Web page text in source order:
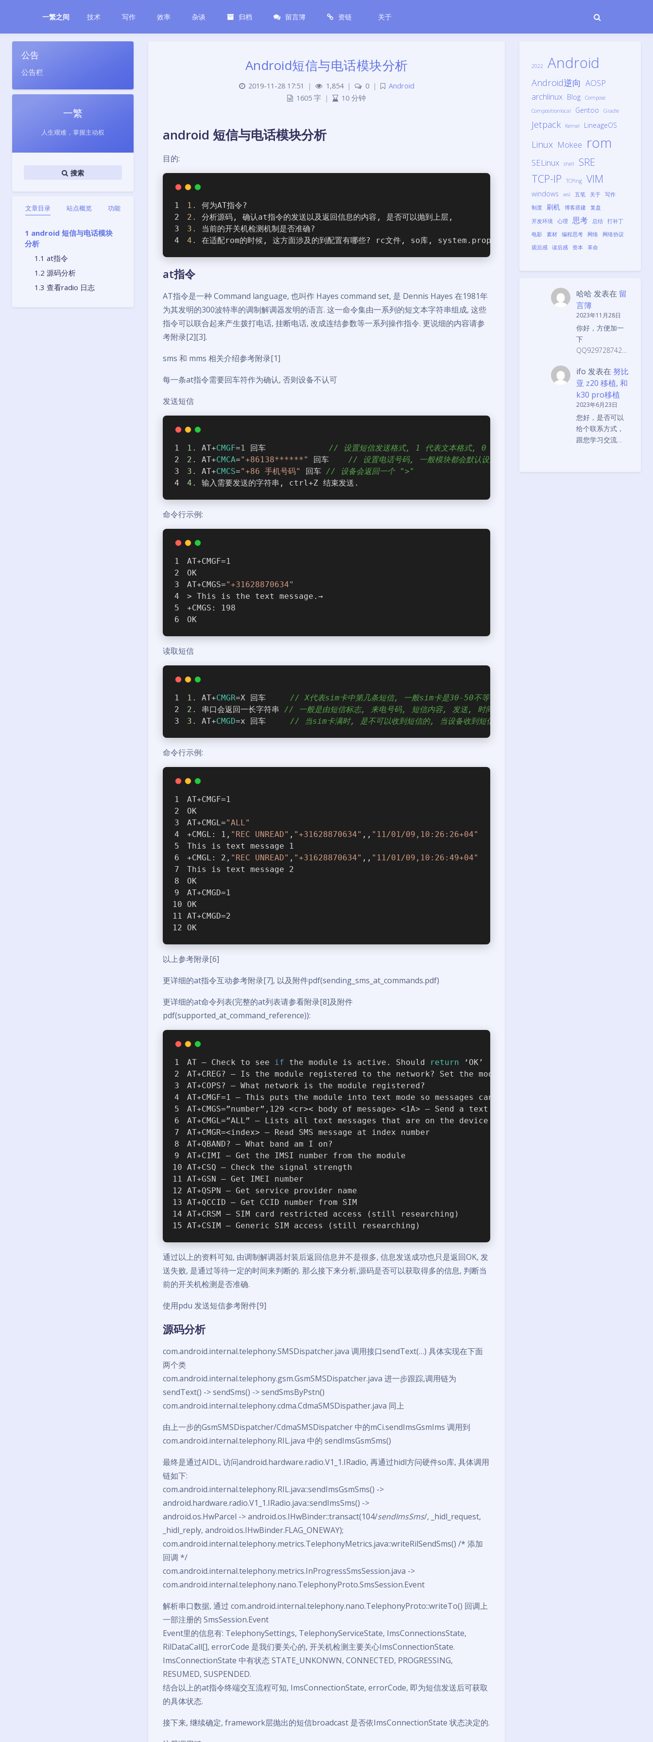
一繁之间 技术 写作 效率 杂谈 归档 留言簿 资链 关于
公告
公告栏
一繁
人生艰难，掌握主动权
搜索
文章目录 站点概览 功能
android 短信与电话模块
分析
at指令
源码分析
查看radio 日志
2022 Android
Android逆向 AOSP
archlinux Blog
Compose
Compositionlocal
Gentoo Gradle
Jetpack Kernel LineageOS
Linux Mokee rom
SELinux shell SRE
TCP-IP TCPing VIM
windows wsl 五笔 关于
写作
制度
刷机 博客搭建
复盘
开发环境
心理 思考 总结
打补丁
电影
素材 编程思考 网络
网络协议
观后感
读后感 资本 革命
哈哈 发表在 留
言簿
2023年11月28日
你好，方便加一
下
QQ929728742…
ifo 发表在 努比
亚 z20 移植, 和
k30 pro移植
2023年6月23日
您好，是否可以
给个联系方式，
跟您学习交流…
Android短信与电话模块分析
2019-11-28 17:51 | 1,854 | 0 |
Android
1605 字 | 10 分钟
android 短信与电话模块分析
目的:
1.
何为AT指令?
2.
分析源码, 确认at指令的发送以及返回信息的内容, 是否可以抛到上层,
3.
当前的开关机检测机制是否准确?
4.
在适配rom的时候, 这方面涉及的到配置有哪些? rc文件, so库, system.prop
at指令
AT指令是一种 Command language, 也叫作 Hayes command set, 是 Dennis Hayes 在1981年
为其发明的300波特率的调制解调器发明的语言. 这一命令集由一系列的短文本字符串组成, 这些
指令可以联合起来产生拨打电话, 挂断电话, 改成连结参数等一系列操作指令. 更说细的内容请参
考附录[2][3].
sms 和 mms 相关介绍参考附录[1]
每一条at指令需要回车符作为确认, 否则设备不认可
发送短信
1. AT+CMGF=1 回车 // 设置短信发送格式, 1 代表文本格式, 0 代表pdu格式
2.
AT+CMCA="+86138******" 回车 // 设置电话号码, 一般模块都会默认设置
3.
AT+CMCS="+86 手机号码" 回车 // 设备会返回一个 ">"
4.
输入需要发送的字符串, ctrl+Z 结束发送.
命令行示例:
AT+CMGF=1
OK
AT+CMGS="+31628870634"
> This is the text message.→
+CMGS: 198
OK
读取短信
1. AT+CMGR=X 回车 // X代表sim卡中第几条短信, 一般sim卡是30-50不等
2.
串口会返回一长字符串 // 一般是由短信标志, 来电号码, 短信内容, 发送, 时间等等几部分组成.
3.
AT+CMGD=x 回车 // 当sim卡满时, 是不可以收到短信的, 当设备收到短信时, 串口会返回一串字符
命令行示例:
AT+CMGF=1
OK
AT+CMGL="ALL"
+CMGL: 1, "REC UNREAD" , "+31628870634" ,, "11/01/09,10:26:26+04"
This is text message 1
+CMGL: 2, "REC UNREAD" , "+31628870634" ,, "11/01/09,10:26:49+04"
This is text message 2
OK
AT+CMGD=1
OK
AT+CMGD=2
OK
以上参考附录[6]
更详细的at指令互动参考附录[7], 以及附件pdf(sending_sms_at_commands.pdf)
更详细的at命令列表(完整的at列表请参看附录[8]及附件
pdf(supported_at_command_reference)):
AT – Check to see if the module is active. Should return ‘OK’
AT+CREG? – Is the module registered to the network? Set the mode first: AT+CREG=2
AT+COPS? – What network is the module registered?
AT+CMGF=1 – This puts the module into text mode so messages can be sent/received
AT+CMGS=”number”,129 <cr>< body of message> <1A> – Send a text message.
AT+CMGL=”ALL” – Lists all text messages that are on the device (or network)
AT+CMGR=<index> – Read SMS message at index number
AT+QBAND? – What band am I on?
AT+CIMI – Get the IMSI number from the module
AT+CSQ – Check the signal strength
AT+GSN – Get IMEI number
AT+QSPN – Get service provider name
AT+QCCID – Get CCID number from SIM
AT+CRSM – SIM card restricted access (still researching)
AT+CSIM – Generic SIM access (still researching)
通过以上的资料可知, 由调制解调器封装后返回信息并不是很多, 信息发送成功也只是返回OK, 发
送失败, 是通过等待一定的时间来判断的. 那么接下来分析,源码是否可以获取得多的信息, 判断当
前的开关机检测是否准确.
使用pdu 发送短信参考附件[9]
源码分析
com.android.internal.telephony.SMSDispatcher.java 调用接口sendText(…) 具体实现在下面
两个类
com.android.internal.telephony.gsm.GsmSMSDispatcher.java 进一步跟踪,调用链为
sendText() -> sendSms() -> sendSmsByPstn()
com.android.internal.telephony.cdma.CdmaSMSDispather.java 同上
由上一步的GsmSMSDispatcher/CdmaSMSDispatcher 中的mCi.sendImsGsmIms 调用到
com.android.internal.telephony.RIL.java 中的 sendImsGsmSms()
最终是通过AIDL, 访问android.hardware.radio.V1_1.IRadio, 再通过hidl方问硬件so库, 具体调用
链如下:
com.android.internal.telephony.RIL.java::sendImsGsmSms() ->
android.hardware.radio.V1_1.IRadio.java::sendImsSms() ->
android.os.HwParcel -> android.os.IHwBinder::transact(104/sendImsSms/, _hidl_request,
_hidl_reply, android.os.IHwBinder.FLAG_ONEWAY);
com.android.internal.telephony.metrics.TelephonyMetrics.java::writeRilSendSms() /* 添加
回调 */
com.android.internal.telephony.metrics.InProgressSmsSession.java ->
com.android.internal.telephony.nano.TelephonyProto.SmsSession.Event
解析串口数据, 通过 com.android.internal.telephony.nano.TelephonyProto::writeTo() 回调上
一部注册的 SmsSession.Event
Event里的信息有: TelephonySettings, TelephonyServiceState, ImsConnectionsState,
RilDataCall[], errorCode 是我们要关心的, 开关机检测主要关心ImsConnectionState.
ImsConnectionState 中有状态 STATE_UNKONWN, CONNECTED, PROGRESSING,
RESUMED, SUSPENDED.
结合以上的at指令终端交互流程可知, ImsConnectionState, errorCode, 即为短信发送后可获取
的具体状态.
接下来, 继续确定, framework层抛出的短信broadcast 是否依ImsConnectionState 状态决定的.